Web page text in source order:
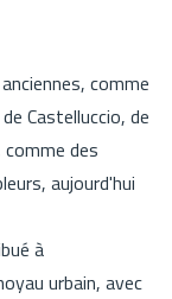
comme
Castelluccio, de
des
aujourd'hui
à
urbain, avec